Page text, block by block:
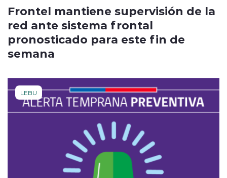
Frontel mantiene supervisión de la
red ante sistema frontal
pronosticado para este fin de
semana
LEBU